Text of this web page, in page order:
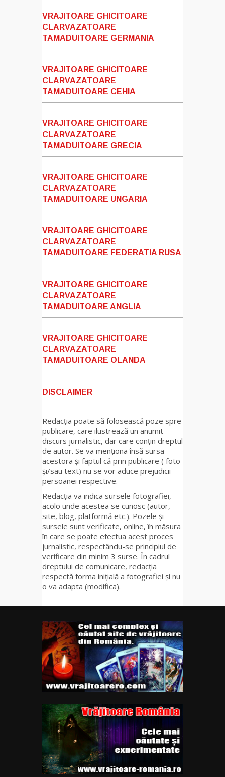
VRAJITOARE GHICITOARE
CLARVAZATOARE
TAMADUITOARE GERMANIA
VRAJITOARE GHICITOARE
CLARVAZATOARE
TAMADUITOARE CEHIA
VRAJITOARE GHICITOARE
CLARVAZATOARE
TAMADUITOARE GRECIA
VRAJITOARE GHICITOARE
CLARVAZATOARE
TAMADUITOARE UNGARIA
VRAJITOARE GHICITOARE
CLARVAZATOARE
TAMADUITOARE FEDERATIA RUSA
VRAJITOARE GHICITOARE
CLARVAZATOARE
TAMADUITOARE ANGLIA
VRAJITOARE GHICITOARE
CLARVAZATOARE
TAMADUITOARE OLANDA
DISCLAIMER
Redacția poate să folosească poze spre
publicare, care ilustrează un anumit
discurs jurnalistic, dar care conțin dreptul
de autor. Se va menționa însă sursa
acestora și faptul că prin publicare ( foto
și/sau text) nu se vor aduce prejudicii
persoanei respective.
Redacția va indica sursele fotografiei,
acolo unde acestea se cunosc (autor,
site, blog, platformă etc.). Pozele și
sursele sunt verificate, online, în măsura
în care se poate efectua acest proces
jurnalistic, respectându-se principiul de
verificare din minim 3 surse. În cadrul
dreptului de comunicare, redacția
respectă forma inițială a fotografiei și nu
o va adapta (modifica).